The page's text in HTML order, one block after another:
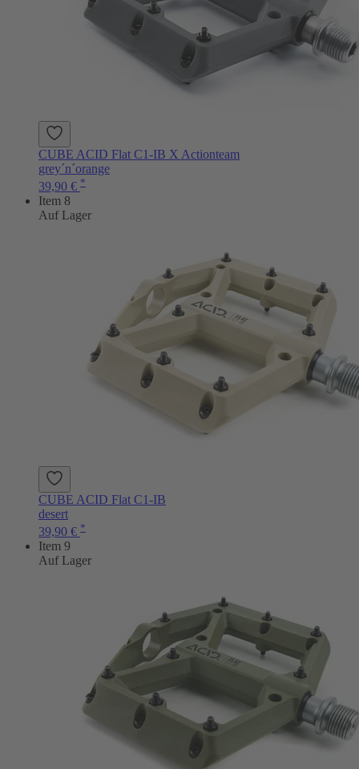
CUBE ACID Flat C1-IB X Actionteam
grey´n´orange
39,90 € *
Item 8
Auf Lager
CUBE ACID Flat C1-IB
desert
39,90 € *
Item 9
Auf Lager